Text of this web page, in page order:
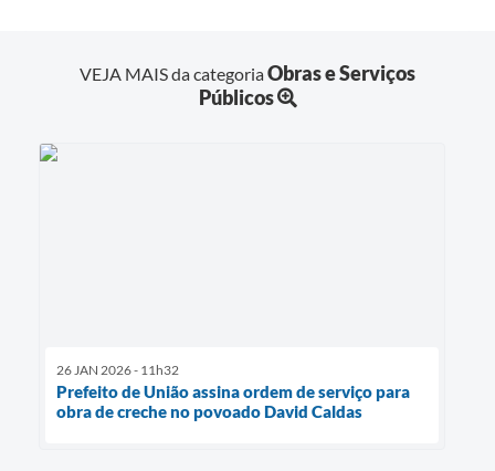
VEJA MAIS da categoriaObras e Serviços
Públicos
26 JAN 2026 - 11h32
Prefeito de União assina ordem de serviço para
obra de creche no povoado David Caldas